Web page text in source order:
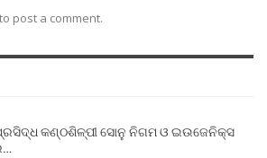
to post a comment.
କଣ୍ଠଶିଳ୍ପୀ ସୋନୁ ନିଗମ ଓ ଇଉଜେନିକ୍ସ